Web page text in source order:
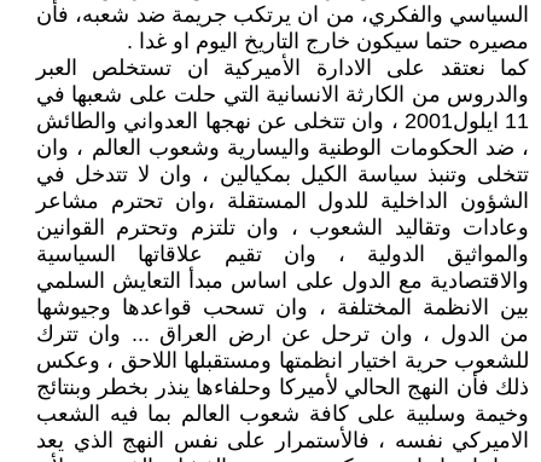
السياسي والفكري، من ان يرتكب جريمة ضد شعبه، فأن
مصيره حتما سيكون خارج التاريخ اليوم او غدا .
كما نعتقد على الادارة الأميركية ان تستخلص العبر
والدروس من الكارثة الانسانية التي حلت على شعبها في
11 ايلول2001 ، وان تتخلى عن نهجها العدواني والطائش
، ضد الحكومات الوطنية واليسارية وشعوب العالم ، وان
تتخلى وتنبذ سياسة الكيل بمكيالين ، وان لا تتدخل في
الشؤون الداخلية للدول المستقلة ،وان تحترم مشاعر
وعادات وتقاليد الشعوب ، وان تلتزم وتحترم القوانين
والمواثيق الدولية ، وان تقيم علاقاتها السياسية
والاقتصادية مع الدول على اساس مبدأ التعايش السلمي
بين الانظمة المختلفة ، وان تسحب قواعدها وجيوشها
من الدول ، وان ترحل عن ارض العراق ... وان تترك
للشعوب حرية اختيار انظمتها ومستقبلها اللاحق ، وعكس
ذلك فأن النهج الحالي لأميركا وحلفاءها ينذر بخطر وبنتائج
وخيمة وسلبية على كافة شعوب العالم بما فيه الشعب
الاميركي نفسه ، فالأستمرار على نفس النهج الذي يعد